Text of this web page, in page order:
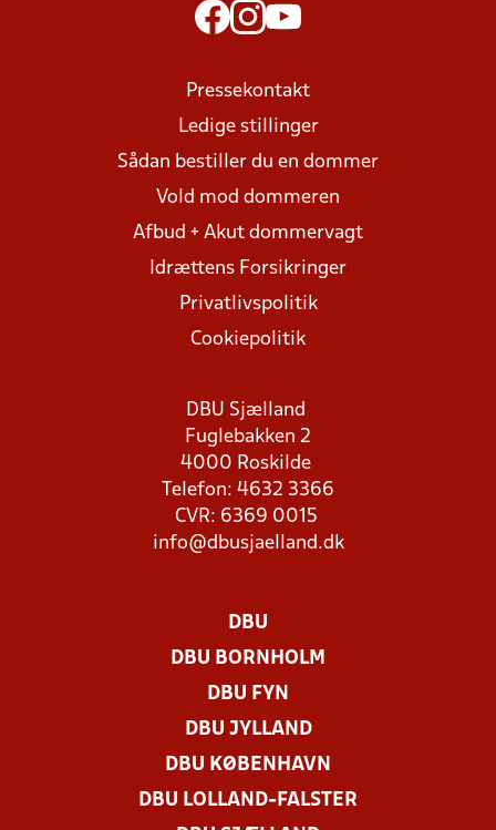
Pressekontakt
Ledige stillinger
Sådan bestiller du en dommer
Vold mod dommeren
Afbud + Akut dommervagt
Idrættens Forsikringer
Privatlivspolitik
Cookiepolitik
DBU Sjælland
Fuglebakken 2
4000 Roskilde
Telefon: 4632 3366
CVR: 6369 0015
info@dbusjaelland.dk
DBU
DBU BORNHOLM
DBU FYN
DBU JYLLAND
DBU KØBENHAVN
DBU LOLLAND-FALSTER